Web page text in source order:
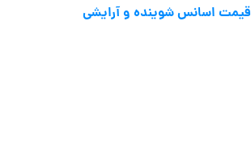
قیمت اسانس شوینده و آرایشی